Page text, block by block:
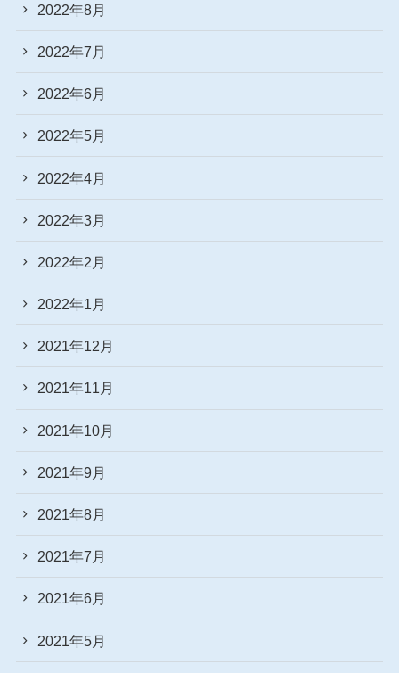
2022年8月
2022年7月
2022年6月
2022年5月
2022年4月
2022年3月
2022年2月
2022年1月
2021年12月
2021年11月
2021年10月
2021年9月
2021年8月
2021年7月
2021年6月
2021年5月